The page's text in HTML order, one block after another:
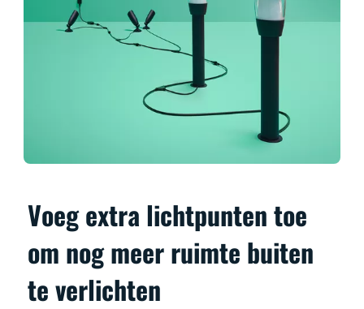
Voeg extra lichtpunten toe
om nog meer ruimte buiten
te verlichten